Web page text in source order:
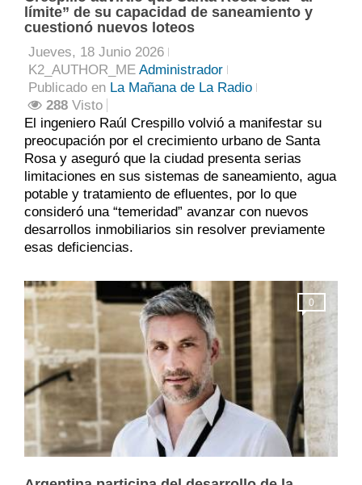
límite” de su capacidad de saneamiento y
cuestionó nuevos loteos
Jueves, 18 Junio 2026
K2_AUTHOR_ME Administrador
Publicado en La Mañana de La Radio
288 Visto
El ingeniero Raúl Crespillo volvió a manifestar su
preocupación por el crecimiento urbano de Santa
Rosa y aseguró que la ciudad presenta serias
limitaciones en sus sistemas de saneamiento, agua
potable y tratamiento de efluentes, por lo que
consideró una “temeridad” avanzar con nuevos
desarrollos inmobiliarios sin resolver previamente
esas deficiencias.
0